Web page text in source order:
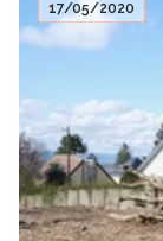
belle
inventaire,
il peut être
vous pouvez cliquer ici
fiscale
5% du
17/05/2020